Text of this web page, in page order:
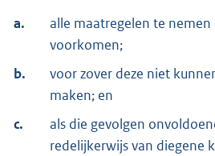
a.
alle maatregelen te
voorkomen;
b.
voor zover deze niet
maken; en
c.
als die gevolgen
redelijkerwijs van diegene